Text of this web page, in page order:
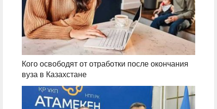
Кого освободят от отработки после окончания
вуза в Казахстане